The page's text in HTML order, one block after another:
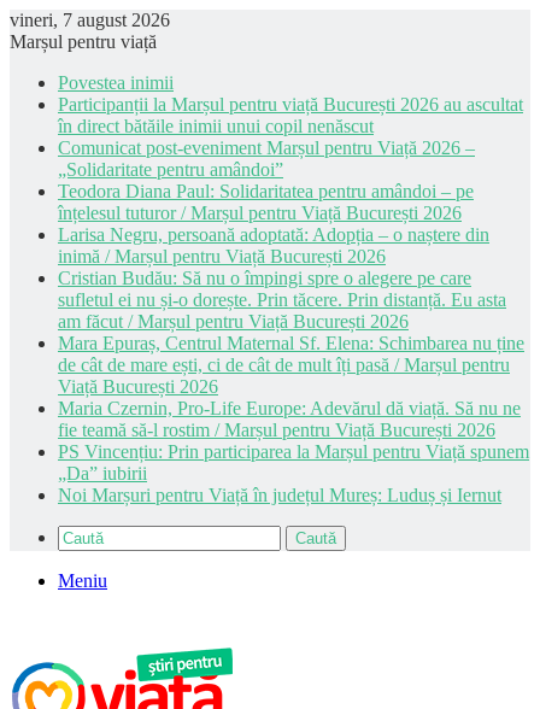
vineri, 7 august 2026
Marșul pentru viață
Povestea inimii
Participanții la Marșul pentru viață București 2026 au ascultat
în direct bătăile inimii unui copil nenăscut
Comunicat post-eveniment Marșul pentru Viață 2026 –
„Solidaritate pentru amândoi”
Teodora Diana Paul: Solidaritatea pentru amândoi – pe
înțelesul tuturor / Marșul pentru Viață București 2026
Larisa Negru, persoană adoptată: Adopția – o naștere din
inimă / Marșul pentru Viață București 2026
Cristian Budău: Să nu o împingi spre o alegere pe care
sufletul ei nu și-o dorește. Prin tăcere. Prin distanță. Eu asta
am făcut / Marșul pentru Viață București 2026
Mara Epuraș, Centrul Maternal Sf. Elena: Schimbarea nu ține
de cât de mare ești, ci de cât de mult îți pasă / Marșul pentru
Viață București 2026
Maria Czernin, Pro-Life Europe: Adevărul dă viață. Să nu ne
fie teamă să-l rostim / Marșul pentru Viață București 2026
PS Vincențiu: Prin participarea la Marșul pentru Viață spunem
„Da” iubirii
Noi Marșuri pentru Viață în județul Mureș: Luduș și Iernut
Caută
Meniu